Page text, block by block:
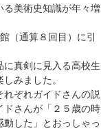
る美術史知識が年々増
（通算８回目）に引
真剣に見入る高校生
みました。
ぞれガイドさんの説
ドさんが「２５歳の時
した」とおっしゃっ